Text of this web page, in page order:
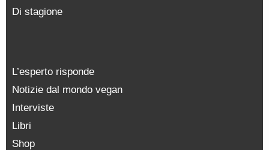
Di stagione
L’esperto risponde
Notizie dal mondo vegan
Interviste
Libri
Shop